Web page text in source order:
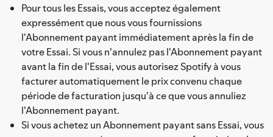
Pour tous les Essais, vous acceptez également
expressément que nous vous fournissions
l'Abonnement payant immédiatement après la fin de
votre Essai. Si vous n'annulez pas l'Abonnement payant
avant la fin de l'Essai, vous autorisez Spotify à vous
facturer automatiquement le prix convenu chaque
période de facturation jusqu'à ce que vous annuliez
l'Abonnement payant.
Si vous achetez un Abonnement payant sans Essai, vous